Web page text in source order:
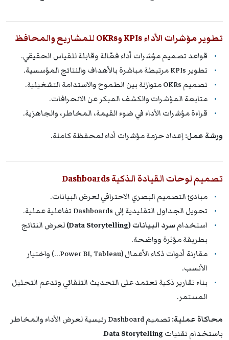
تطوير مؤشرات الأداء KPIs وOKRs للمشاريع والمحافظ
قواعد تصميم مؤشرات أداء فعّالة وقابلة للقياس الحقيقي.
تطوير KPIs مرتبطة مباشرة بالأهداف والنتائج المؤسسية.
تصميم OKRs متوازنة بين الطموح والاستدامة التشغيلية.
متابعة المؤشرات والكشف المبكر عن الانحرافات.
قراءة مؤشرات الأداء في ضوء القيمة، المخاطر، والجاهزية.
ورشة عمل: إعداد حزمة مؤشرات أداء لمحفظة كاملة.
تصميم لوحات القيادة الذكية Dashboards
مبادئ التصميم البصري الاحترافي لعرض البيانات.
تحويل الجداول التقليدية إلى Dashboards تفاعلية عملية.
استخدامسرد البيانات (Data Storytelling)
لعرض النتائج
بطريقة مؤثرة وواضحة.
مقارنة أدوات ذكاء الأعمال (Power BI, Tableau…) واختيار
الأنسب.
بناء تقارير ذكية تعتمد على التحديث التلقائي وتدعم التحليل
المستمر.
محاكاة عملية:
تصميم Dashboard رئيسية لعرض الأداء والمخاطر
باستخدام تقنيات Data Storytelling
.